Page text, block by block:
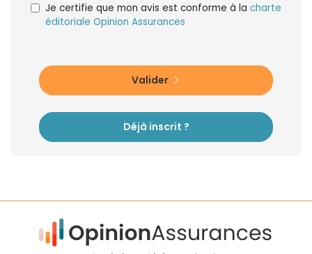
Je certifie que mon avis est conforme à la charte
éditoriale Opinion Assurances
Valider
Déjà inscrit ?